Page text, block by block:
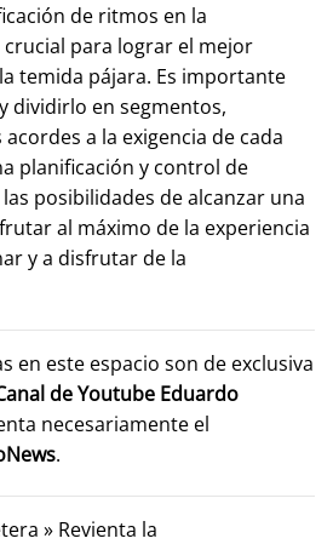
de ritmos en la
para lograr el mejor
temida pájara. Es importante
dividirlo en segmentos,
a la exigencia de cada
planificación y control de
posibilidades de alcanzar una
al máximo de la experiencia
y a disfrutar de la
en este espacio son de exclusiva
de Youtube Eduardo
necesariamente el
.
» Revienta la